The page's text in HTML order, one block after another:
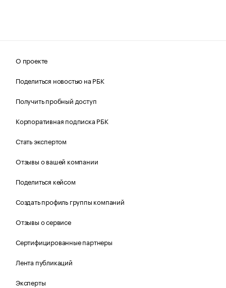
О проекте
Поделиться новостью на РБК
Получить пробный доступ
Корпоративная подписка РБК
Стать экспертом
Отзывы о вашей компании
Поделиться кейсом
Создать профиль группы компаний
Отзывы о сервисе
Сертифицированные партнеры
Лента публикаций
Эксперты